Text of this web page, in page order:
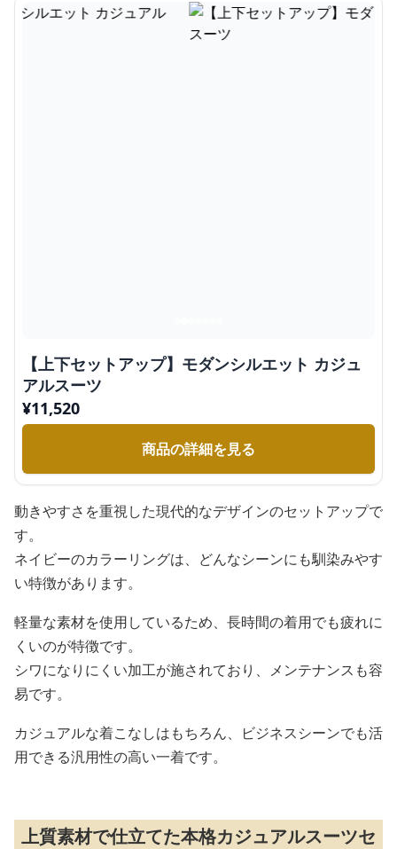
【上下セットアップ】モダンシルエット カジュ
アルスーツ
¥11,520
商品の詳細を見る
動きやすさを重視した現代的なデザインのセットアップで
す。
ネイビーのカラーリングは、どんなシーンにも馴染みやす
い特徴があります。
軽量な素材を使用しているため、長時間の着用でも疲れに
くいのが特徴です。
シワになりにくい加工が施されており、メンテナンスも容
易です。
カジュアルな着こなしはもちろん、ビジネスシーンでも活
用できる汎用性の高い一着です。
上質素材で仕立てた本格カジュアルスーツセ